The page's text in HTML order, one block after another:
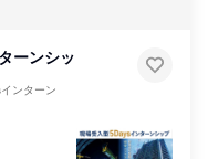
ーンシッ
ンターン